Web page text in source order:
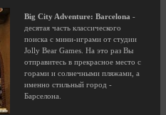
Big City Adventure: Barcelona -
десятая часть классического
поиска с мини-играми от студии
Jolly Bear Games. На это раз Вы
отправитесь в прекрасное место с
горами и солнечными пляжами, а
именно стильный город -
Барселона.